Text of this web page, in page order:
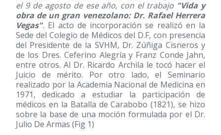
el 9 de agosto de ese año, con el trabajo "Vida y
obra de un gran venezolano: Dr. Rafael Herrera
Vegas". El acto de incorporación se realizó en la
Sede del Colegio de Médicos del D.F, con presencia
del Presidente de la SVHM, Dr. Zúñiga Cisneros y
de los Dres. Ceferino Alegría y Franz Conde Jahn,
entre otros. Al Dr. Ricardo Archila le tocó hacer el
Juicio de mérito. Por otro lado, el Seminario
realizado por la Academia Nacional de Medicina en
1971, dedicado a estudiar la participación de
médicos en la Batalla de Carabobo(1821), se hizo
sobre la base de una moción formulada por el Dr.
Julio De Armas (Fig 1)